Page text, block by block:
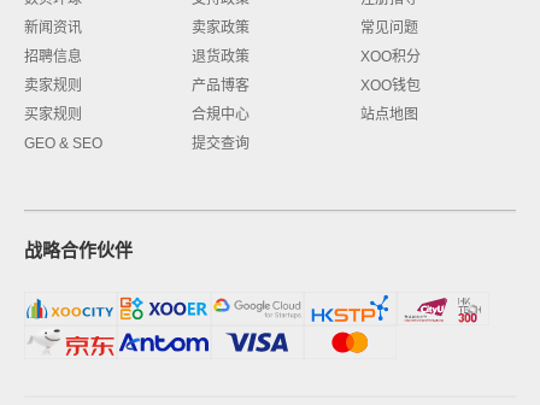
新闻资讯
招聘信息
卖家规则
买家规则
GEO & SEO
卖家政策
退货政策
产品博客
合規中心
提交查询
常见问题
XOO积分
XOO钱包
站点地图
战略合作伙伴